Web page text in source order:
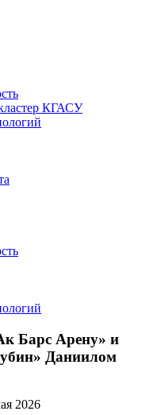
КГАСУ
Барс Арену» и
Даниилом
2026